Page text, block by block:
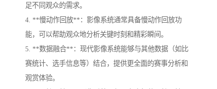
足不同观众的需求。
4. **慢动作回放**：影像系统通常具备慢动作回放功
能，可以帮助观众地分析关键时刻和精彩瞬间。
5. **数据融合**：现代影像系统能够与其他数据（如比
赛统计、选手信息等）结合，提供更全面的赛事分析和
观赏体验。